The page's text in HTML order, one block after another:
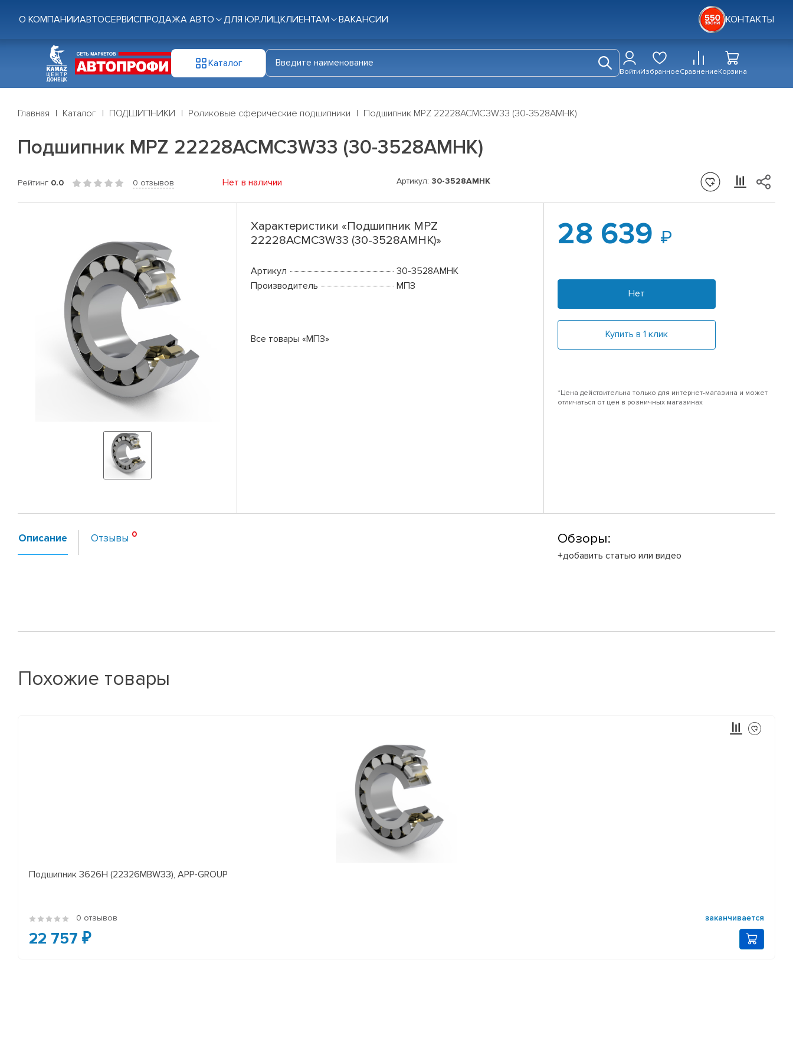
О КОМПАНИИАВТОСЕРВИСПРОДАЖА АВТО ДЛЯ ЮР.ЛИЦКЛИЕНТАМ ВАКАНСИИ КОНТАКТЫ
Каталог
ВойтиИзбранноеСравнениеКорзина
Главная Каталог ПОДШИПНИКИ Роликовые сферические подшипники Подшипник MPZ 22228АСМC3W33 (30-3528АМНК)
Подшипник MPZ 22228АСМC3W33 (30-3528АМНК)
Рейтинг 0.0 0 отзывов Нет в наличии Артикул: 30-3528АМНК
Характеристики «Подшипник MPZ
22228АСМC3W33 (30-3528АМНК)»
Артикул
30-3528АМНК
Производитель
МПЗ
Все товары «МПЗ»
28 639
Нет
Купить в 1 клик
*Цена действительна только для интернет-магазина и может
отличаться от цен в розничных магазинах
Описание Отзывы Обзоры:
+добавить статью или видео
Похожие товары
Подшипник 3626Н (22326MBW33), APP-GROUP
0 отзывов заканчивается
22 757 ₽